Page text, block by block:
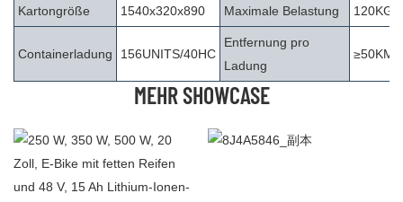
Kartongröße 1540x320x890 Maximale Belastung 120KG
Containerladung 156UNITS/40HC
Entfernung pro
Ladung
≥50KM
MEHR SHOWCASE